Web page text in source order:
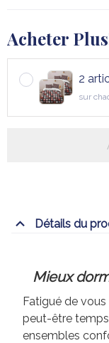
Acheter
2
sur
Détails du
Mieux
Fatigué de
peut-être
ensembles